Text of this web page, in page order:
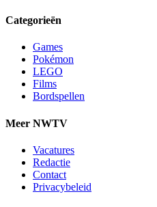
Categorieën
Games
Pokémon
LEGO
Films
Bordspellen
Meer NWTV
Vacatures
Redactie
Contact
Privacybeleid